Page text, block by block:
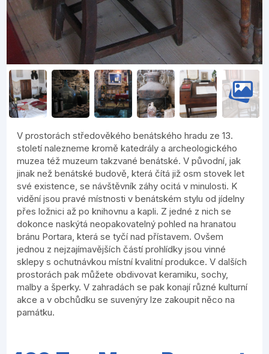
V prostorách středověkého benátského hradu ze 13.
století nalezneme kromě katedrály a archeologického
muzea též muzeum takzvané benátské. V původní, jak
jinak než benátské budově, která čítá již osm stovek let
své existence, se návštěvník záhy ocitá v minulosti. K
vidění jsou pravé místnosti v benátském stylu od jídelny
přes ložnici až po knihovnu a kapli. Z jedné z nich se
dokonce naskýtá neopakovatelný pohled na hranatou
bránu Portara, která se tyčí nad přístavem. Ovšem
jednou z nejzajímavějších částí prohlídky jsou vinné
sklepy s ochutnávkou místní kvalitní produkce. V dalších
prostorách pak můžete obdivovat keramiku, sochy,
malby a šperky. V zahradách se pak konají různé kulturní
akce a v obchůdku se suvenýry lze zakoupit něco na
památku.